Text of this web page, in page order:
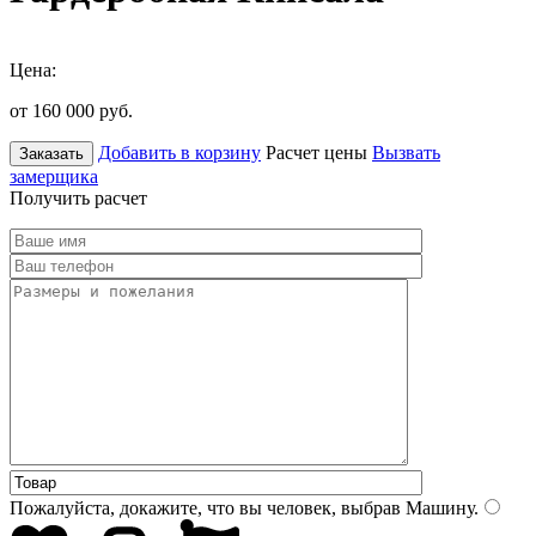
Цена:
от 160 000 руб.
Заказать Добавить в корзину Расчет цены Вызвать
замерщика
Получить расчет
Пожалуйста, докажите, что вы человек, выбрав Машину.